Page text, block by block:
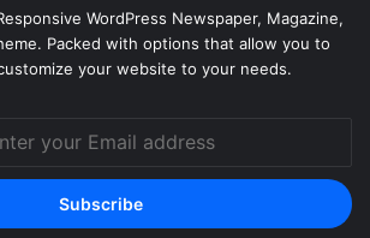
WordPress Newspaper, Magazine,
Packed with options that allow you to
your website to your needs.